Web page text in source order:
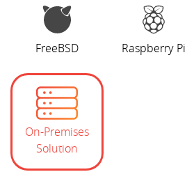
FreeBSD Raspberry Pi
On-Premises
Solution